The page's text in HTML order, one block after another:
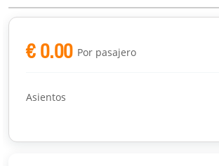
€ 0.00 Por pasajero
Asientos